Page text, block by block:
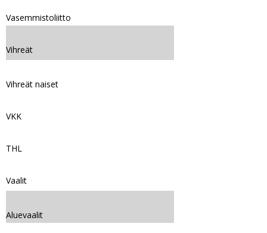
Vasemmistoliitto
Vihreät
Vihreät naiset
VKK
THL
Vaalit
Aluevaalit